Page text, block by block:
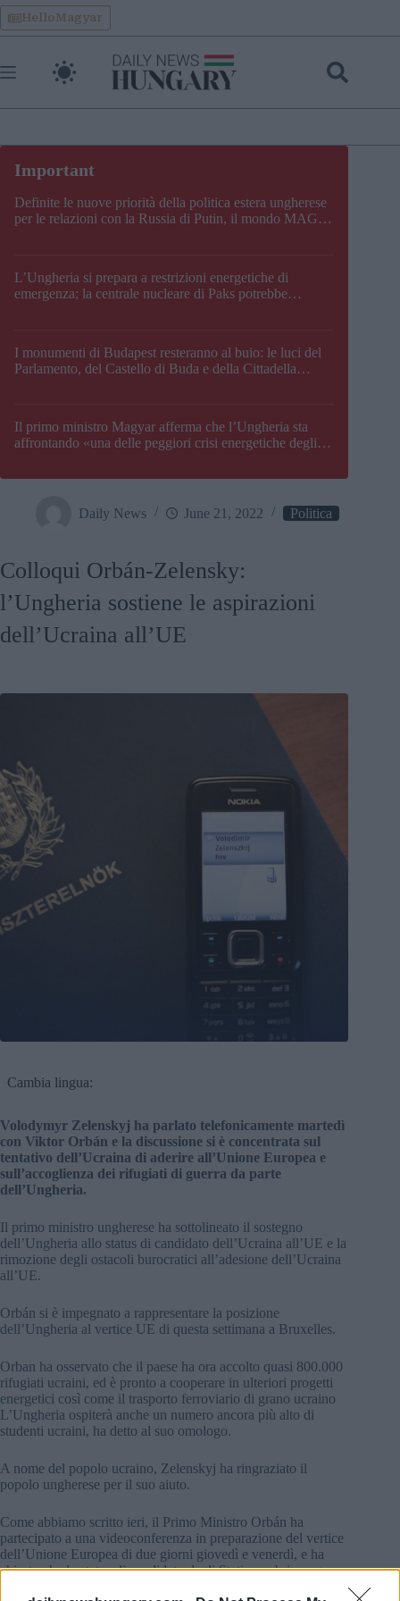
Skip
to
content
HelloMagyar
Definite le nuove priorità della politica estera ungherese
per le relazioni con la Russia di Putin, il mondo MAGA,
L’Ungheria si prepara a restrizioni energetiche di
emergenza; la centrale nucleare di Paks potrebbe
I monumenti di Budapest resteranno al buio: le luci del
Parlamento, del Castello di Buda e della Cittadella
Il primo ministro Magyar afferma che l’Ungheria sta
affrontando «una delle peggiori crisi energetiche degli
Daily News June 21, 2022 Politica
Colloqui Orbán-Zelensky:
l’Ungheria sostiene le aspirazioni
dell’Ucraina all’UE
Cambia lingua:
Volodymyr Zelenskyj ha parlato telefonicamente martedì
con Viktor Orbán e la discussione si è concentrata sul
tentativo dell’Ucraina di aderire all’Unione Europea e
sull’accoglienza dei rifugiati di guerra da parte
dell’Ungheria.
Il primo ministro ungherese ha sottolineato il sostegno
dell’Ungheria allo status di candidato dell’Ucraina all’UE e la
rimozione degli ostacoli burocratici all’adesione dell’Ucraina
all’UE.
Orbán si è impegnato a rappresentare la posizione
dell’Ungheria al vertice UE di questa settimana a Bruxelles.
Orban ha osservato che il paese ha ora accolto quasi 800.000
rifugiati ucraini, ed è pronto a cooperare in ulteriori progetti
energetici così come il trasporto ferroviario di grano ucraino
L’Ungheria ospiterà anche un numero ancora più alto di
studenti ucraini, ha detto al suo omologo.
A nome del popolo ucraino, Zelenskyj ha ringraziato il
popolo ungherese per il suo aiuto.
Come abbiamo scritto ieri, il Primo Ministro Orbán ha
partecipato a una videoconferenza in preparazione del vertice
dell’Unione Europea di due giorni giovedì e venerdì, e ha
chiesto che lo status di candidato degli Stati membri venga